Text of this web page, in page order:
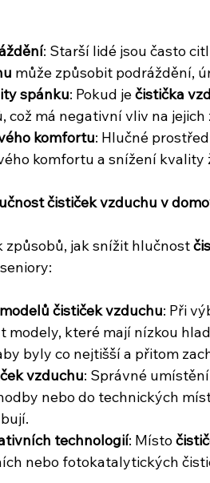
: Starší lidé jsou často
může způsobit podráždění,
spánku: Pokud je čistička
což má negativní vliv na
komfortu: Hlučné
komfortu a snížení kvality
čističek vzduchu v
způsobů, jak snížit hlučnost
čističek vzduchu: Při
modely, které mají nízkou
byly co nejtišší a přitom
vzduchu: Správné
nebo do technických
technologií: Místo
nebo fotokatalytických